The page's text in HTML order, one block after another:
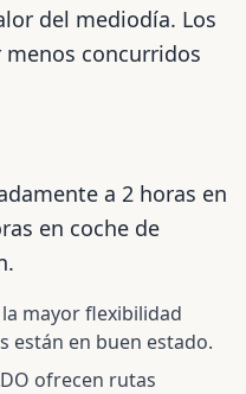
del mediodía. Los
menos concurridos
a 2 horas en
en coche de
mayor flexibilidad
están en buen estado.
ofrecen rutas